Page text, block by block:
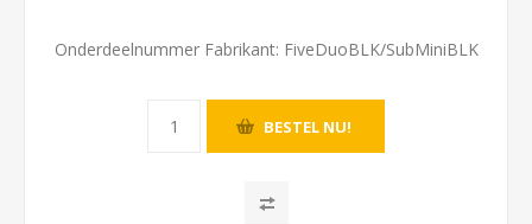
Onderdeelnummer Fabrikant: FiveDuoBLK/SubMiniBLK